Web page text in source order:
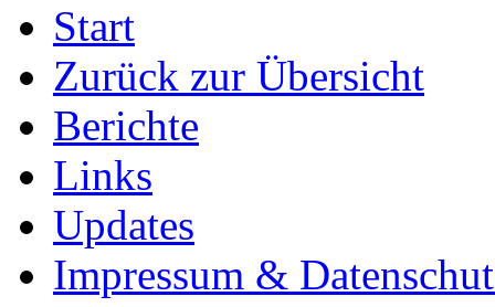
Start
Zurück zur Übersicht
Berichte
Links
Updates
Impressum &